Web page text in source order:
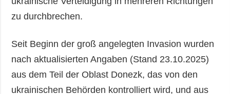
zu durchbrechen.
Seit Beginn der groß angelegten Invasion wurden
nach aktualisierten Angaben (Stand 23.10.2025)
aus dem Teil der Oblast Donezk, das von den
ukrainischen Behörden kontrolliert wird, und aus